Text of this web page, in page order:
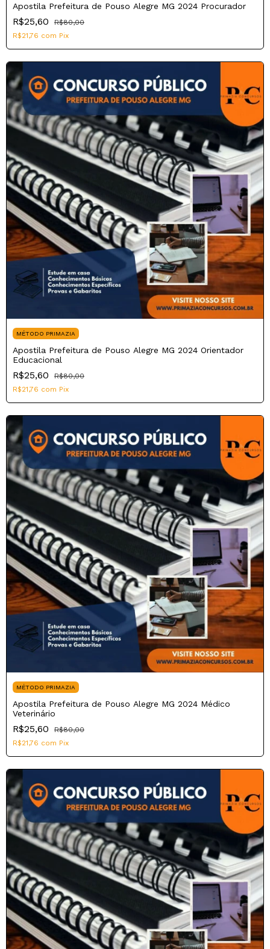
Apostila Prefeitura de Pouso Alegre MG 2024 Procurador
R$25,60
R$80,00
R$21,76 com Pix
MÉTODO PRIMAZIA
Apostila Prefeitura de Pouso Alegre MG 2024 Orientador
Educacional
R$25,60
R$80,00
R$21,76 com Pix
MÉTODO PRIMAZIA
Apostila Prefeitura de Pouso Alegre MG 2024 Médico
Veterinário
R$25,60
R$80,00
R$21,76 com Pix